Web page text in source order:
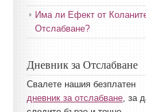
Има ли Ефект от
Отслабване?
Дневник за Отслабване
Свалете нашия безплатен
дневник за отслабване, за